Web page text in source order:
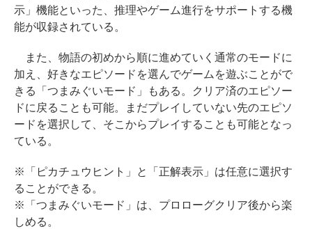
示」機能といった、推理やゲーム進行をサポートする機
能が収録されている。
また、物語の初めから順に進めていく通常のモードに
加え、好きなエピソードを選んでゲームを遊ぶことがで
きる「つまみぐいモード」もある。クリア済のエピソー
ドに戻ることも可能。まだプレイしていない先のエピソ
ードを選択して、そこからプレイすることも可能となっ
ている。
※「ピカチュウヒント」と「正解表示」は任意に選択す
ることができる。
※「つまみぐいモード」は、プロローグクリア後から楽
しめる。